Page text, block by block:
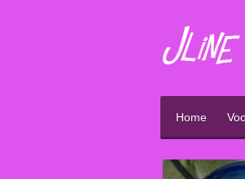
Home